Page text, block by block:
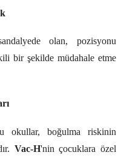
olan, pozisyonu
bir şekilde müdahale etme
okullar, boğulma riskinin
Vac-H'nin çocuklara özel